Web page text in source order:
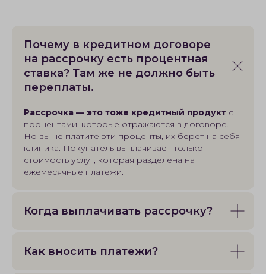
Почему в кредитном договоре
на рассрочку есть процентная
ставка? Там же не должно быть
переплаты.
Рассрочка — это тоже кредитный продукт с
процентами, которые отражаются в договоре.
Но вы не платите эти проценты, их берет на себя
клиника. Покупатель выплачивает только
стоимость услуг, которая разделена на
ежемесячные платежи.
Когда выплачивать рассрочку?
Как вносить платежи?